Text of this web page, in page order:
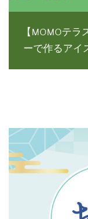
【MOMOテ
ーで作るアイ